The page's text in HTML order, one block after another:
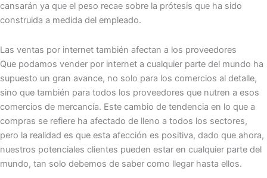
cansarán ya que el peso recae sobre la prótesis que ha sido
construida a medida del empleado.
Las ventas por internet también afectan a los proveedores
Que podamos vender por internet a cualquier parte del mundo ha
supuesto un gran avance, no solo para los comercios al detalle,
sino que también para todos los proveedores que nutren a esos
comercios de mercancía. Este cambio de tendencia en lo que a
compras se refiere ha afectado de lleno a todos los sectores,
pero la realidad es que esta afección es positiva, dado que ahora,
nuestros potenciales clientes pueden estar en cualquier parte del
mundo, tan solo debemos de saber como llegar hasta ellos.